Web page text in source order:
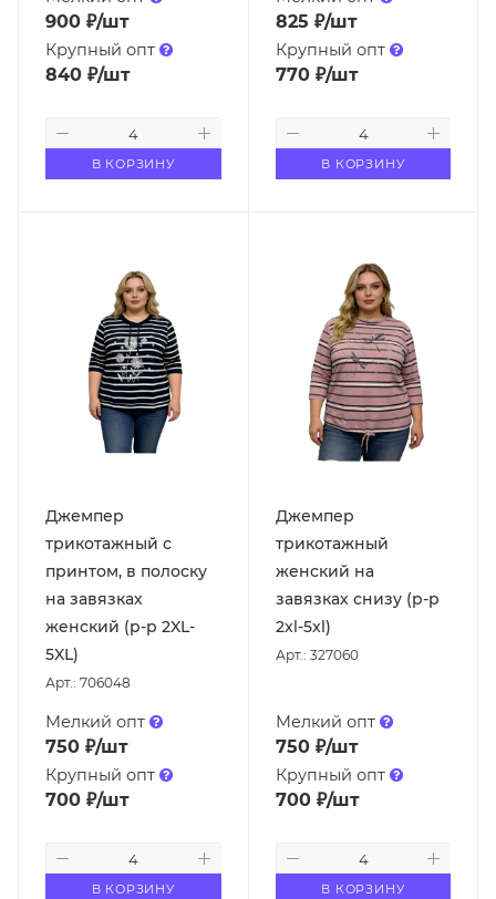
900 ₽/шт
Крупный опт
840 ₽/шт
В КОРЗИНУ
825 ₽/шт
Крупный опт
770₽/шт
В КОРЗИНУ
Джемпер
трикотажный с
принтом, в полоску
на завязках
женский (р-р 2XL-
5XL)
Арт.: 706048
Мелкий опт
750 ₽/шт
Крупный опт
700 ₽/шт
В КОРЗИНУ
Джемпер
трикотажный
женский на
завязках снизу (р-р
2xl-5xl)
Арт.: 327060
Мелкий опт
750₽/шт
Крупный опт
700₽/шт
В КОРЗИНУ